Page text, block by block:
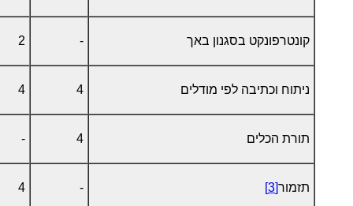
קונטרפונקט בסגנון באך -
2
ניתוח וכתיבה לפי מודלים 4
4
תורת הכלים 4
-
תזמור[3]
-
4